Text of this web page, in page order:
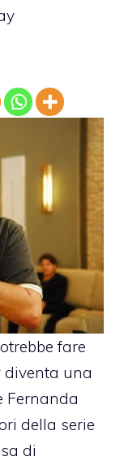
fare
diventa una
Fernanda
della serie
di